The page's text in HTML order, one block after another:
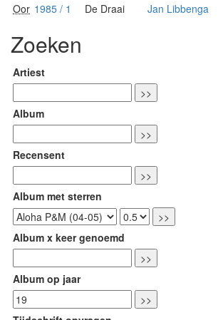
Oor 1985 / 1 De Draai Jan Libbenga
Zoeken
Artiest
Album
Recensent
Album met sterren
Album x keer genoemd
Album op jaar